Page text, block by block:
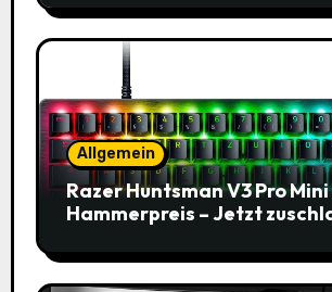
Allgemein
Razer Huntsman V3 Pro Mini
Hammerpreis – Jetzt